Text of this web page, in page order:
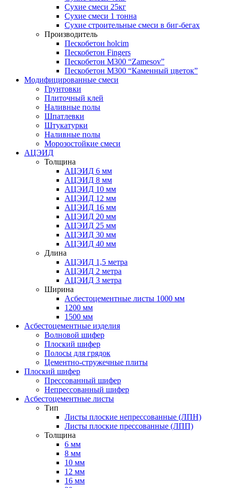
Сухие смеси 25кг
Сухие смеси 1 тонна
Сухие строительные смеси в биг-бегах
Производитель
Пескобетон holcim
Пескобетон Fingers
Пескобетон М300 “Zamesov”
Пескобетон М300 “Каменный цветок”
Модифицированные смеси
Грунтовки
Плиточный клей
Наливные полы
Шпатлевки
Штукатурки
Наливные полы
Морозостойкие смеси
АЦЭИД
Толщина
АЦЭИД 6 мм
АЦЭИД 8 мм
АЦЭИД 10 мм
АЦЭИД 12 мм
АЦЭИД 16 мм
АЦЭИД 20 мм
АЦЭИД 25 мм
АЦЭИД 30 мм
АЦЭИД 40 мм
Длина
АЦЭИД 1,5 метра
АЦЭИД 2 метра
АЦЭИД 3 метра
Ширина
Асбестоцементные листы 1000 мм
1200 мм
1500 мм
Асбестоцементные изделия
Волновой шифер
Плоский шифер
Полосы для грядок
Цементно-стружечные плиты
Плоский шифер
Прессованный шифер
Непрессованный шифер
Асбестоцементные листы
Тип
Листы плоские непрессованные (ЛПН)
Листы плоские прессованные (ЛПП)
Толщина
6 мм
8 мм
10 мм
12 мм
16 мм